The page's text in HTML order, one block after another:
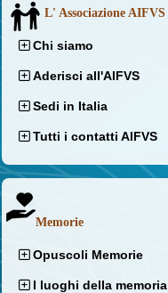
L' Associazione AIFVS
Chi siamo
Aderisci all'AIFVS
Sedi in Italia
Tutti i contatti AIFVS
Memorie
Opuscoli Memorie
I luoghi della memoria